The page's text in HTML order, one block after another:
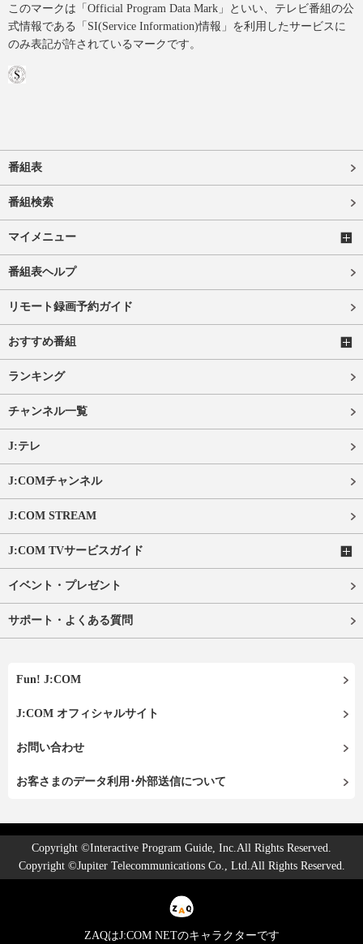
このマークは「Official Program Data Mark」といい、テレビ番組の公
式情報である「SI(Service Information)情報」を利用したサービスに
のみ表記が許されているマークです。
番組表
番組検索
マイメニュー
番組表ヘルプ
リモート録画予約ガイド
おすすめ番組
ランキング
チャンネル一覧
J:テレ
J:COMチャンネル
J:COM STREAM
J:COM TVサービスガイド
イベント・プレゼント
サポート・よくある質問
Fun! J:COM
J:COM オフィシャルサイト
お問い合わせ
お客さまのデータ利用･外部送信について
Copyright ©Interactive Program Guide, Inc.All Rights Reserved.
Copyright ©Jupiter Telecommunications Co., Ltd.All Rights Reserved.
ZAQはJ:COM NETのキャラクターです